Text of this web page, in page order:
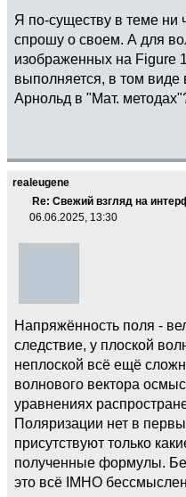
Я по-существу в теме ни
спрошу о своем. А для
изображенных на Figure
выполняется, в том виде
Арнольд в "Мат.
realeugene
Re: Свежий взгляд на
06.06.2025, 13:30
Напряжённость поля -
следствие, у плоской
неплоской всё ещё
волнового вектора
уравнениях
Поляризации нет в
присутствуют только
полученные формулы.
это всё IMHO